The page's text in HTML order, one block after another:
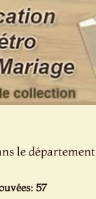
le département
57